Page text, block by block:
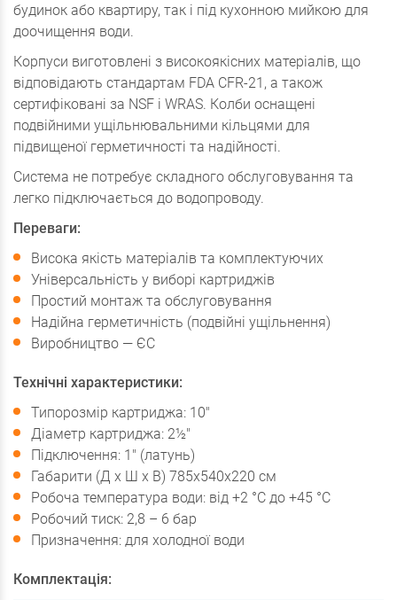
будинок або квартиру, так і під кухонною мийкою для
доочищення води.
Корпуси виготовлені з високоякісних матеріалів, що
відповідають стандартам FDA CFR-21, а також
сертифіковані за NSF і WRAS. Колби оснащені
подвійними ущільнювальними кільцями для
підвищеної герметичності та надійності.
Система не потребує складного обслуговування та
легко підключається до водопроводу.
Переваги:
Висока якість матеріалів та комплектуючих
Універсальність у виборі картриджів
Простий монтаж та обслуговування
Надійна герметичність (подвійні ущільнення)
Виробництво — ЄС
Технічні характеристики:
Типорозмір картриджа: 10"
Діаметр картриджа: 2½"
Підключення: 1" (латунь)
Габарити (Д x Ш x В) 785х540х220 см
Робоча температура води: від +2 °C до +45 °C
Робочий тиск: 2,8 – 6 бар
Призначення: для холодної води
Комплектація: